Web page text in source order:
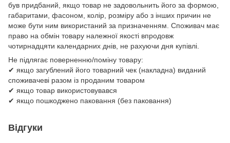
був придбаний, якщо товар не задовольнить його за формою,
габаритами, фасоном, колір, розміру або з інших причин не
може бути ним використаний за призначенням. Споживач має
право на обмін товару належної якості впродовж
чотирнадцяти календарних днів, не рахуючи дня купівлі.
Не підлягає поверненню/поміну товару:
✔ якщо загублений його товарний чек (накладна) виданий
споживачеві разом із проданим товаром
✔ якщо товар використовувався
✔ якщо пошкоджено паковання (без паковання)
Відгуки